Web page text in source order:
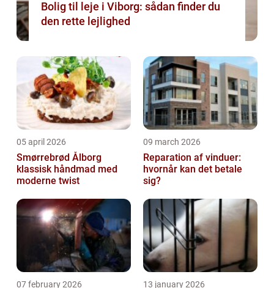
Bolig til leje i Viborg: sådan finder du
den rette lejlighed
05 april 2026
Smørrebrød Ålborg
klassisk håndmad med
moderne twist
09 march 2026
Reparation af vinduer:
hvornår kan det betale
sig?
07 february 2026 13 january 2026